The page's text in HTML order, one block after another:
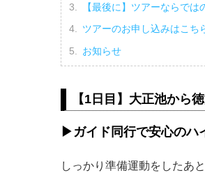
【最後に】ツアーならでは
ツアーのお申し込みはこち
お知らせ
【1日目】大正池から
▶ガイド同行で安心のハ
しっかり準備運動をしたあ